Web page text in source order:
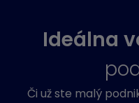
Ideálna
Či už ste malý